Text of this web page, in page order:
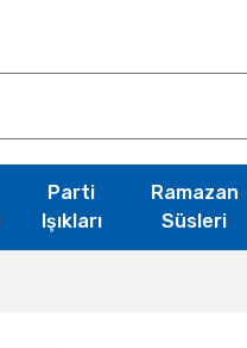
Parti
Işıkları
Ramazan
Süsleri